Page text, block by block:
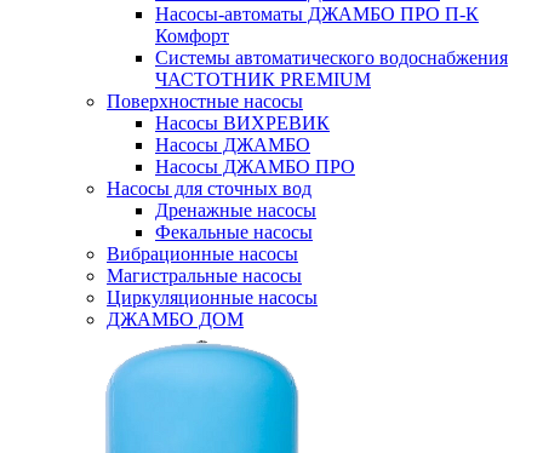
Насосы-автоматы ДЖАМБО ПРО П-К
Комфорт
Системы автоматического водоснабжения
ЧАСТОТНИК PREMIUM
Поверхностные насосы
Насосы ВИХРЕВИК
Насосы ДЖАМБО
Насосы ДЖАМБО ПРО
Насосы для сточных вод
Дренажные насосы
Фекальные насосы
Вибрационные насосы
Магистральные насосы
Циркуляционные насосы
ДЖАМБО ДОМ